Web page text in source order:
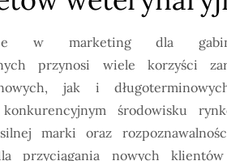
w marketing dla
przynosi wiele korzyści
jak i
środowisku
marki oraz
przyciągania nowych